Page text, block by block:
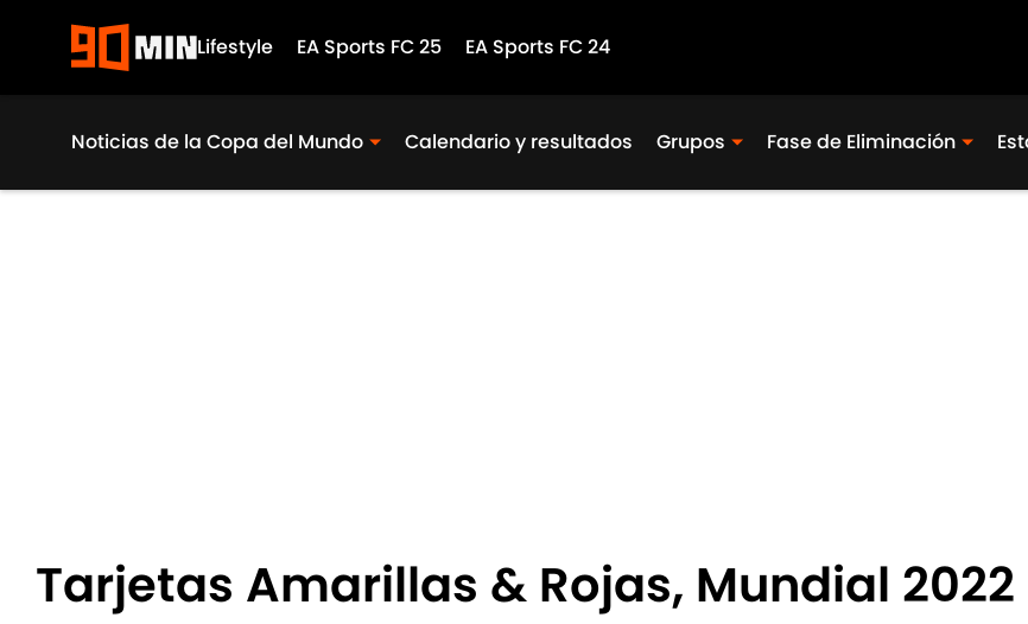
Lifestyle EA Sports FC 25 EA Sports FC 24
Noticias de la Copa del Mundo Calendario y resultados Grupos Fase de Eliminación
Tarjetas Amarillas & Rojas, Mundial 2022